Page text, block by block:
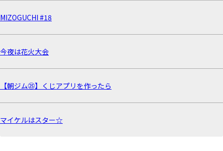
MIZOGUCHI #18
今夜は花火大会
【朝ジム㉕】くじアプリを作ったら
マイケルはスター☆